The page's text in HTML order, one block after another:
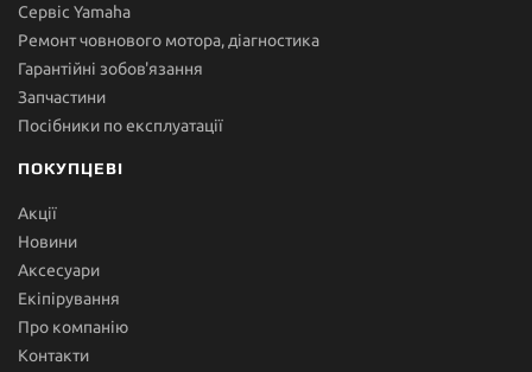
Сервіс Yamaha
Ремонт човнового мотора, діагностика
Гарантійні зобов'язання
Запчастини
Посібники по експлуатації
ПОКУПЦЕВІ
Акції
Новини
Аксесуари
Екіпірування
Про компанію
Контакти